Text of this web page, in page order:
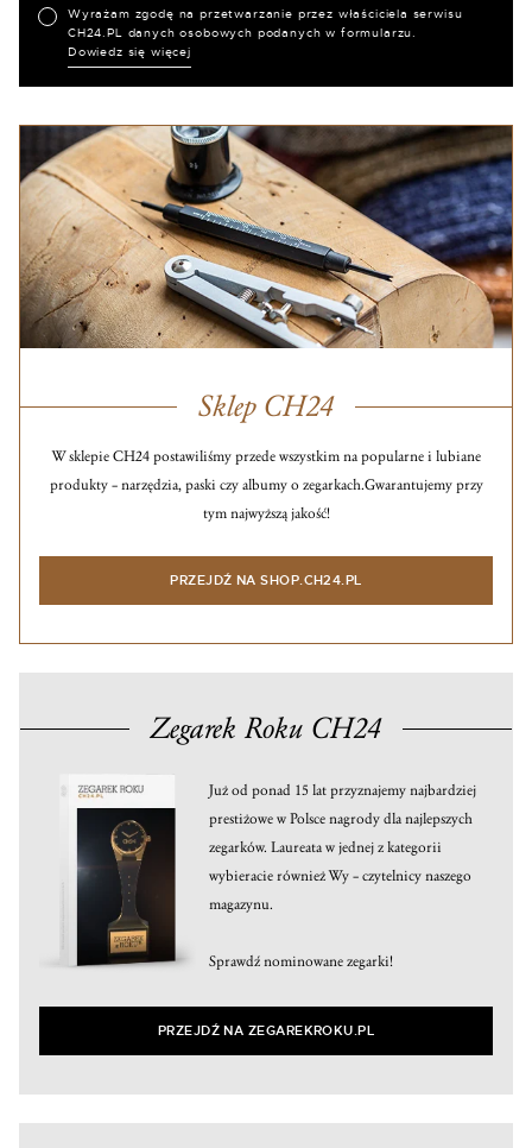
Wyrażam zgodę na przetwarzanie przez właściciela serwisu
CH24.PL danych osobowych podanych w formularzu.
Dowiedz się więcej
Sklep CH24
W sklepie CH24 postawiliśmy przede wszystkim na popularne i lubiane
produkty – narzędzia, paski czy albumy o zegarkach.Gwarantujemy przy
tym najwyższą jakość!
PRZEJDŹ NA SHOP.CH24.PL
Zegarek Roku CH24
Już od ponad 15 lat przyznajemy najbardziej
prestiżowe w Polsce nagrody dla najlepszych
zegarków. Laureata w jednej z kategorii
wybieracie również Wy – czytelnicy naszego
magazynu.
Sprawdź nominowane zegarki!
PRZEJDŹ NA ZEGAREKROKU.PL